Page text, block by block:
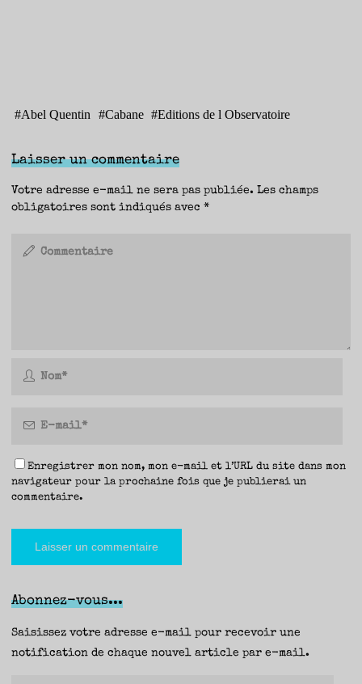
#Abel Quentin #Cabane #Editions de l Observatoire
Laisser un commentaire
Votre adresse e-mail ne sera pas publiée. Les champs
obligatoires sont indiqués avec*
Enregistrer mon nom, mon e-mail et l’URL du site dans mon
navigateur pour la prochaine fois que je publierai un
commentaire.
Abonnez-vous...
Saisissez votre adresse e-mail pour recevoir une
notification de chaque nouvel article par e-mail.